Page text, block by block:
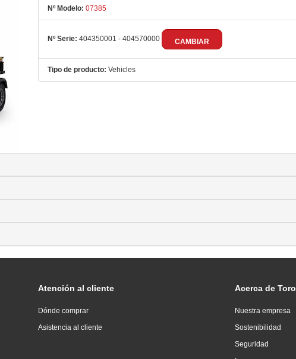
Nº Modelo: 07385
Nº Serie: 404350001 - 404570000 CAMBIAR
Tipo de producto: Vehicles
Atención al cliente
Dónde comprar
Asistencia al cliente
Acerca de Toro
Nuestra empresa
Sostenibilidad
Seguridad